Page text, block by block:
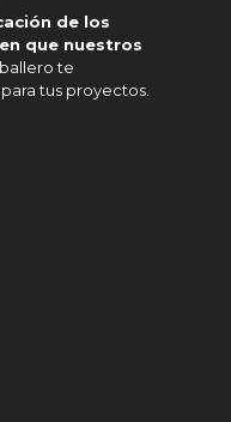
de los
que nuestros
te
tus proyectos.